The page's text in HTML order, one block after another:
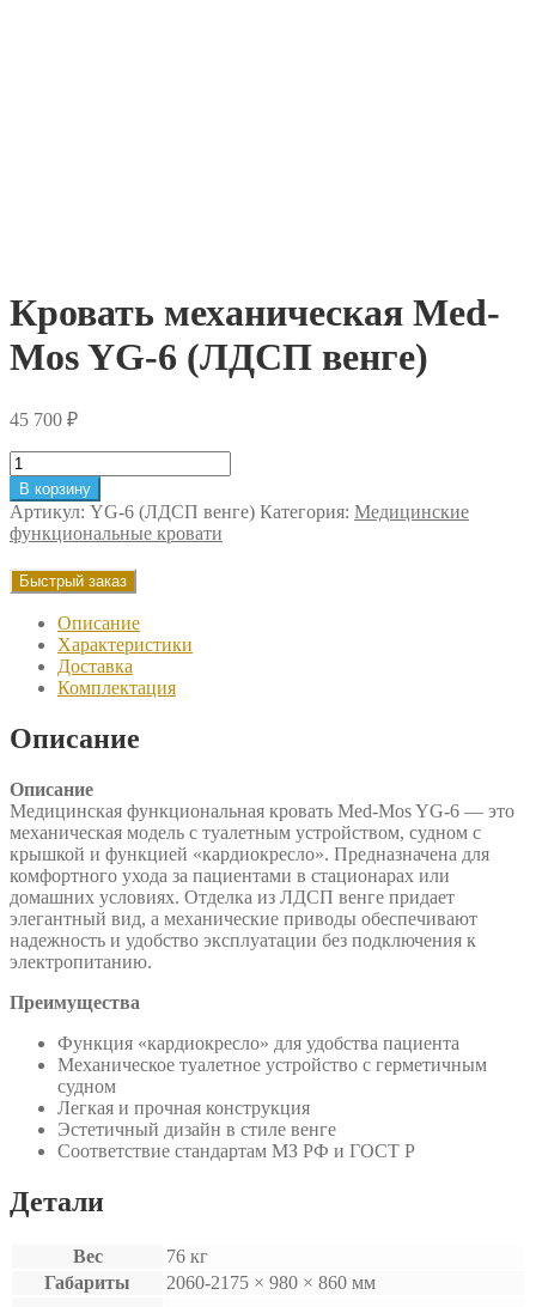
Кровать механическая Med-
Mos YG-6 (ЛДСП венге)
45 700 ₽
Количество
товара
Кровать
механическая
Med-
Mos
YG-
(ЛДСП
венге)
В корзину
Артикул: YG-6 (ЛДСП венге) Категория: Медицинские
функциональные кровати
Быстрый заказ
Описание
Характеристики
Доставка
Комплектация
Описание
Описание
Медицинская функциональная кровать Med-Mos YG-6 — это
механическая модель с туалетным устройством, судном с
крышкой и функцией «кардиокресло». Предназначена для
комфортного ухода за пациентами в стационарах или
домашних условиях. Отделка из ЛДСП венге придает
элегантный вид, а механические приводы обеспечивают
надежность и удобство эксплуатации без подключения к
электропитанию.
Преимущества
Функция «кардиокресло» для удобства пациента
Механическое туалетное устройство с герметичным
судном
Легкая и прочная конструкция
Эстетичный дизайн в стиле венге
Соответствие стандартам МЗ РФ и ГОСТ Р
Детали
Вес
76 кг
Габариты
2060-2175 × 980 × 860 мм